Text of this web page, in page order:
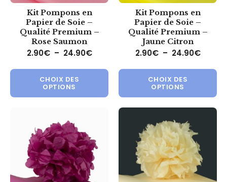
Kit Pompons en
Papier de Soie –
Qualité Premium –
Rose Saumon
2.90€ – 24.90€Plage de prix : 2.90€ à 24.90€
CHOIX DES
OPTIONS
Ce produit a plusieurs
Kit Pompons en
Papier de Soie –
Qualité Premium –
Jaune Citron
2.90€ – 24.90€Plage
CHOIX DES
OPTIONS